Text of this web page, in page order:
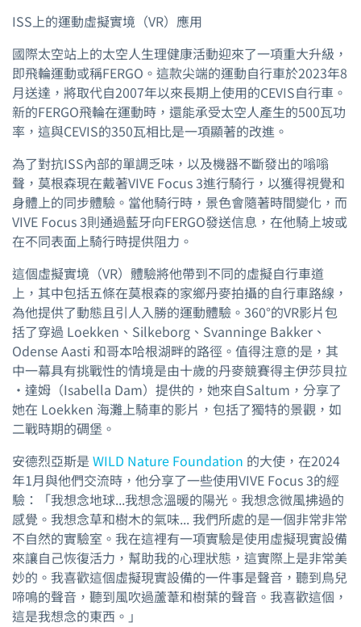
ISS上的運動虛擬實境（VR）應用
國際太空站上的太空人生理健康活動迎來了一項重大升級，
即飛輪運動或稱FERGO。這款尖端的運動自行車於2023年8
月送達，將取代自2007年以來長期上使用的CEVIS自行車。
新的FERGO飛輪在運動時，還能承受太空人產生的500瓦功
率，這與CEVIS的350瓦相比是一項顯著的改進。
為了對抗ISS內部的單調乏味，以及機器不斷發出的嗡嗡
聲，莫根森現在戴著VIVE Focus 3進行騎行，以獲得視覺和
身體上的同步體驗。當他騎行時，景色會隨著時間變化，而
VIVE Focus 3則通過藍牙向FERGO發送信息，在他騎上坡或
在不同表面上騎行時提供阻力。
這個虛擬實境（VR）體驗將他帶到不同的虛擬自行車道
上，其中包括五條在莫根森的家鄉丹麥拍攝的自行車路線，
為他提供了動態且引人入勝的運動體驗。360°的VR影片包
括了穿過 Loekken、Silkeborg、Svanninge Bakker、
Odense Aasti 和哥本哈根湖畔的路徑。值得注意的是，其
中一幕具有挑戰性的情境是由十歲的丹麥競賽得主伊莎貝拉
·達姆（Isabella Dam）提供的，她來自Saltum，分享了
她在 Loekken 海灘上騎車的影片，包括了獨特的景觀，如
二戰時期的碉堡。
安德烈亞斯是 WILD Nature Foundation 的大使，在2024
年1月與他們交流時，他分享了一些使用VIVE Focus 3的經
驗：「我想念地球...我想念溫暖的陽光。我想念微風拂過的
感覺。我想念草和樹木的氣味... 我們所處的是一個非常非常
不自然的實驗室。我在這裡有一項實驗是使用虛擬現實設備
來讓自己恢復活力，幫助我的心理狀態，這實際上是非常美
妙的。我喜歡這個虛擬現實設備的一件事是聲音，聽到鳥兒
啼鳴的聲音，聽到風吹過蘆葦和樹葉的聲音。我喜歡這個，
這是我想念的東西。」